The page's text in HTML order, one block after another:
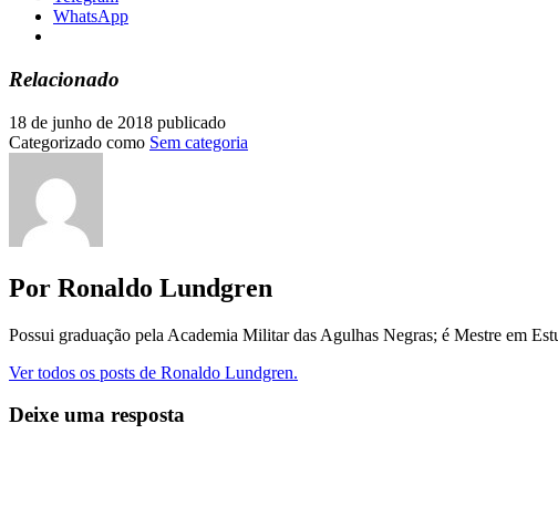
WhatsApp
Relacionado
18 de junho de 2018 publicado
Categorizado como Sem categoria
Por Ronaldo Lundgren
Possui graduação pela Academia Militar das Agulhas Negras; é Mestre em
Ver todos os posts de Ronaldo Lundgren.
Deixe uma resposta